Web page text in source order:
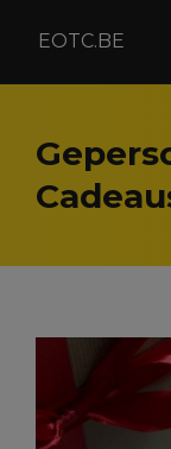
EOTC.BE